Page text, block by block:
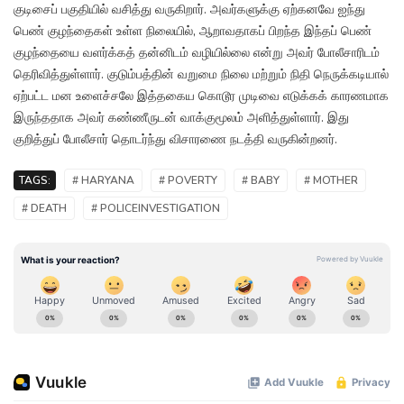
குடிசைப் பகுதியில் வசித்து வருகிறார். அவர்களுக்கு ஏற்கனவே ஐந்து
பெண் குழந்தைகள் உள்ள நிலையில், ஆறாவதாகப் பிறந்த இந்தப் பெண்
குழந்தையை வளர்க்கத் தன்னிடம் வழியில்லை என்று அவர் போலீசாரிடம்
தெரிவித்துள்ளார். குடும்பத்தின் வறுமை நிலை மற்றும் நிதி நெருக்கடியால்
ஏற்பட்ட மன உளைச்சலே இத்தகைய கொடூர முடிவை எடுக்கக் காரணமாக
இருந்ததாக அவர் கண்ணீருடன் வாக்குமூலம் அளித்துள்ளார். இது
குறித்துப் போலீசார் தொடர்ந்து விசாரணை நடத்தி வருகின்றனர்.
TAGS: # HARYANA # POVERTY # BABY
# MOTHER
# DEATH
# POLICEINVESTIGATION